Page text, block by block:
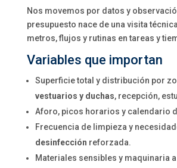
Nos movemos por datos y
presupuesto nace de una visita
metros, flujos y rutinas en tareas y
Variables que importan
Superficie total y distribución por
vestuarios y duchas, recepción,
Aforo, picos horarios y calendario
Frecuencia de limpieza y
desinfección reforzada.
Materiales sensibles y maquinaria a